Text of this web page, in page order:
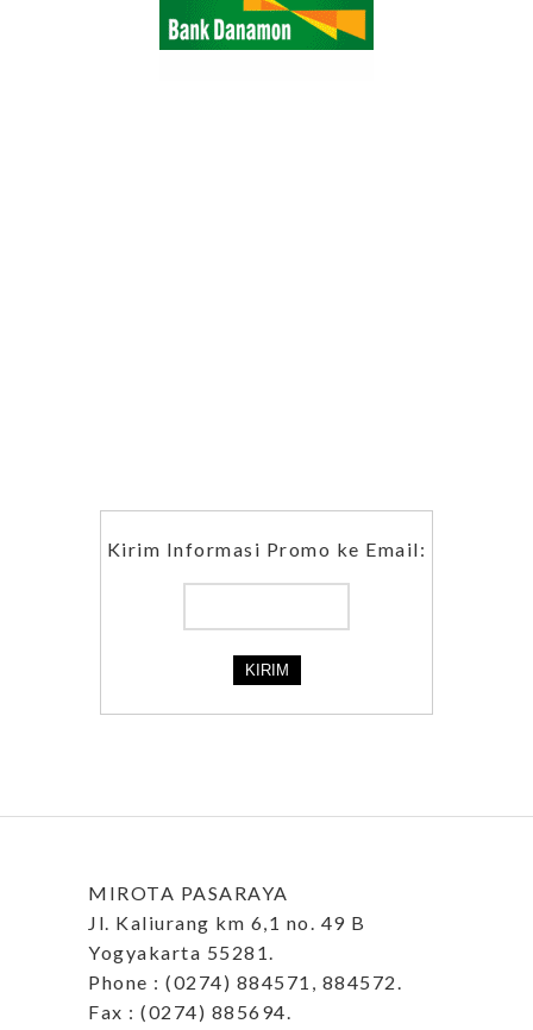
Kirim Informasi Promo ke Email:
MIROTA PASARAYA
Jl. Kaliurang km 6,1 no. 49 B
Yogyakarta 55281.
Phone : (0274) 884571, 884572.
Fax : (0274) 885694.